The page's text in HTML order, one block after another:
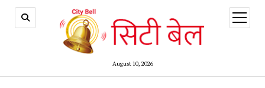
August 10, 2026
open
menu